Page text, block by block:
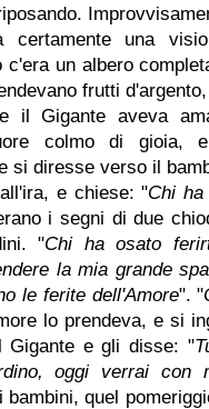
certamente una
c'era un albero
frutti
il Gigante aveva
colmo di gioia,
si diresse verso il
e chiese: "Chi
i segni di due
"Chi ha osato
la mia grande
le ferite dell'Amore". "
lo prendeva, e si
Gigante e gli disse: "
oggi verrai
bambini, quel